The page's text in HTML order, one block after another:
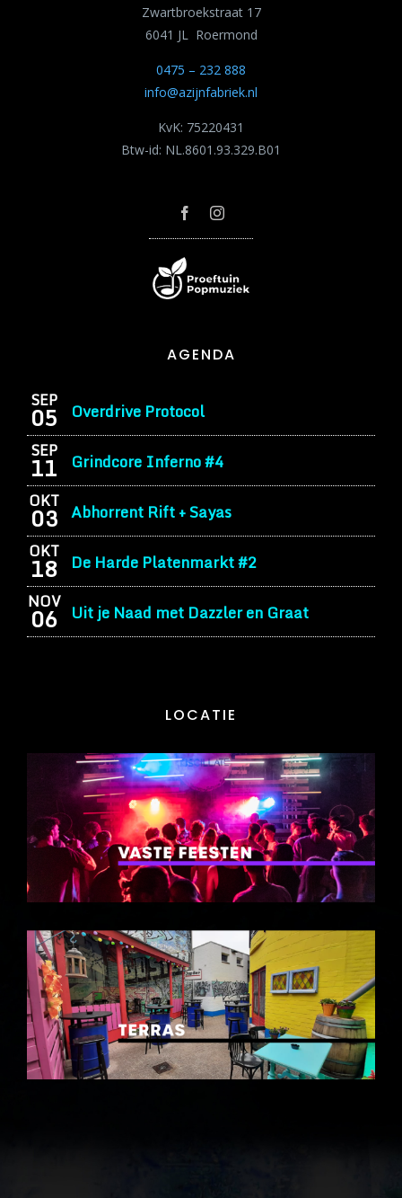
AGENDA
SEP
05 Overdrive Protocol
SEP
11 Grindcore Inferno #4
OKT
03 Abhorrent Rift + Sayas
OKT
18 De Harde Platenmarkt #2
NOV
06 Uit je Naad met Dazzler en Graat
Zwartbroekstraat 17
6041 JL Roermond
0475 – 232 888
info@azijnfabriek.nl
KvK: 75220431
Btw-id: NL.8601.93.329.B01
LOCATIE